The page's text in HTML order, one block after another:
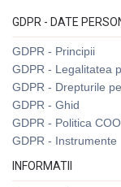
GDPR - DATE
GDPR - Principii
GDPR - Legalitatea
GDPR - Drepturile
GDPR - Ghid
GDPR - Politica
GDPR - Instrumente
INFORMATII